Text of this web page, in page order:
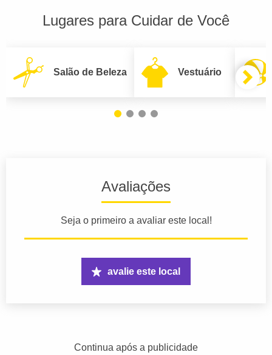
Lugares para Cuidar de Você
Salão de Beleza Vestuário
Avaliações
Seja o primeiro a avaliar este local!
avalie este local
Continua após a publicidade